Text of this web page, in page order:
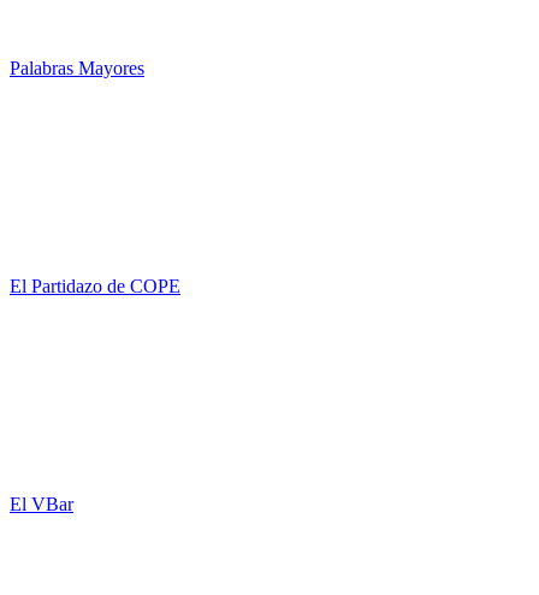
Palabras Mayores
El Partidazo de COPE
El VBar